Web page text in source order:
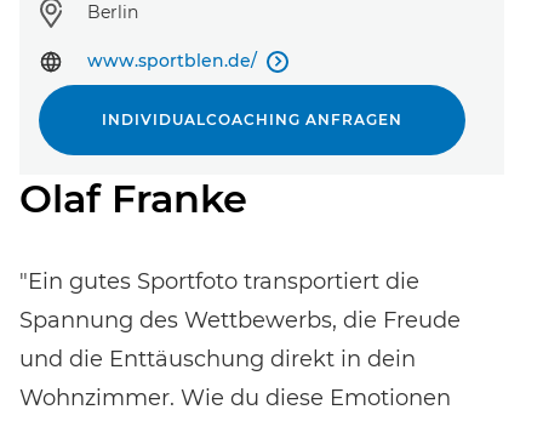
Noch keinen Event-Code? Jetztfür einen Workshop
Olaf Franke
"Ein gutes Sportfoto transportiert die
Spannung des Wettbewerbs, die Freude
und die Enttäuschung direkt in dein
Wohnzimmer. Wie du diese Emotionen
Standort:
Berlin
www.sportblen.de/ 
INDIVIDUALCOACHING ANFRAGEN